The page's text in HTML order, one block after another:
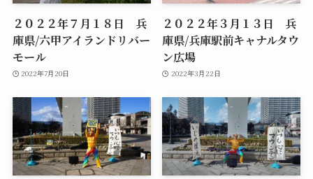
２０２２年７月１８日 兵
庫県/六甲アイランドリバー
モール
2022年7月20日
２０２２年３月１３日 兵
庫県/兵庫駅前キャナルタウ
ン広場
2022年3月22日